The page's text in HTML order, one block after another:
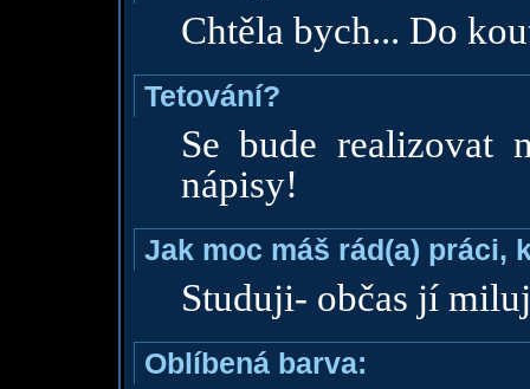
Chtěla bych... Do
Tetování?
Se bude realizovat
nápisy!
Jak moc máš rád(a) práci,
Studuji- občas jí
Oblíbená barva: